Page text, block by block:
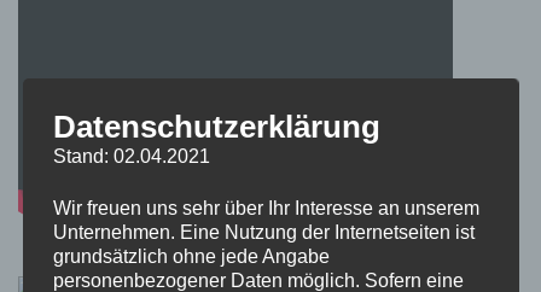
Datenschutzerklärung
Stand: 02.04.2021
Wir freuen uns sehr über Ihr Interesse an unserem
Unternehmen. Eine Nutzung der Internetseiten ist
grundsätzlich ohne jede Angabe
personenbezogener Daten möglich. Sofern eine